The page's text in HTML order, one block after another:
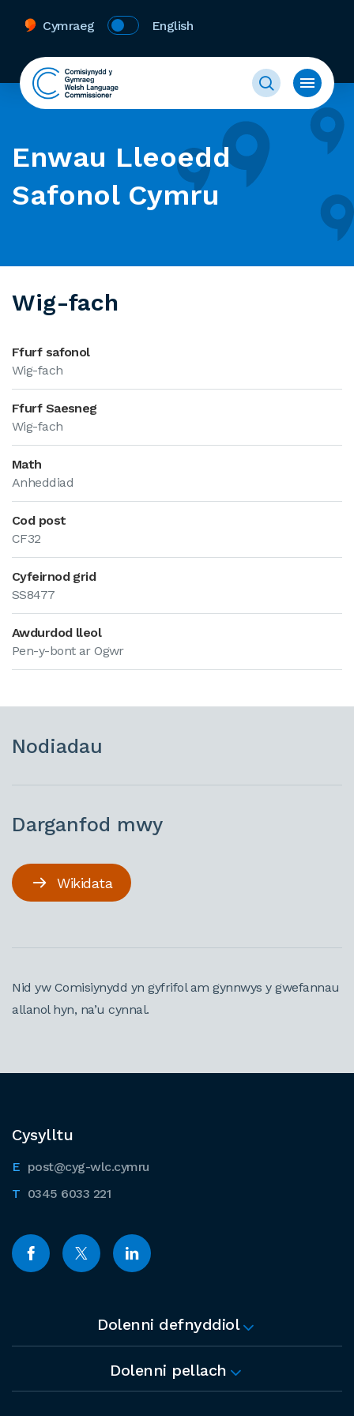
Cymraeg English
Enwau Lleoedd
Safonol Cymru
Wig-fach
Ffurf safonol
Wig-fach
Ffurf Saesneg
Wig-fach
Math
Anheddiad
Cod post
CF32
Cyfeirnod grid
SS8477
Awdurdod lleol
Pen-y-bont ar Ogwr
Nodiadau
Darganfod mwy
Wikidata
Nid yw Comisiynydd yn gyfrifol am gynnwys y gwefannau
allanol hyn, na’u cynnal.
Cysylltu
post@cyg-wlc.cymru
0345 6033 221
Dolenni defnyddiol
Dolenni pellach